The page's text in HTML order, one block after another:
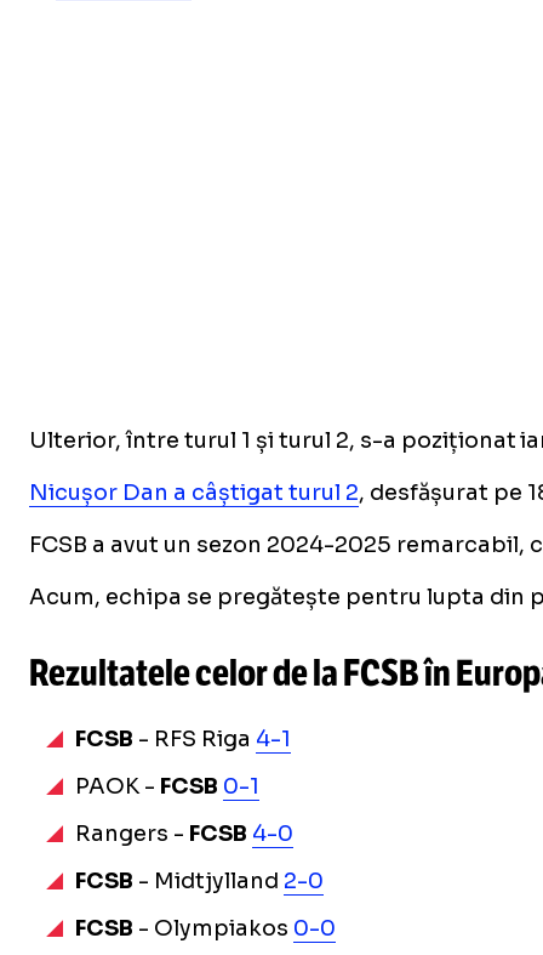
Ulterior, între turul 1 și turul 2, s-a poziționat
Nicușor Dan a câștigat turul 2, desfășurat pe
FCSB a avut un sezon 2024-2025 remarcabil,
Acum, echipa se pregătește pentru lupta din
Rezultatele celor de la FCSB în
FCSB - RFS Riga 4-1
PAOK - FCSB 0-1
Rangers - FCSB 4-0
FCSB - Midtjylland 2-0
FCSB - Olympiakos 0-0